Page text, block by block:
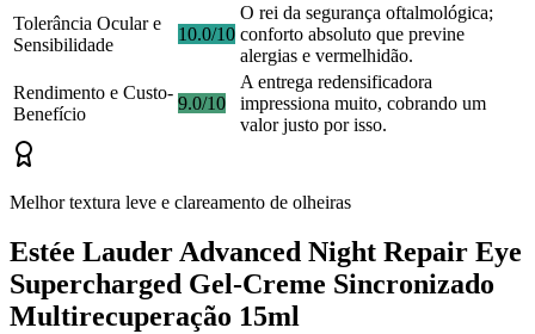
Tolerância Ocular e
Sensibilidade
10.0/10
O rei da segurança oftalmológica;
conforto absoluto que previne
alergias e vermelhidão.
Rendimento e Custo-
Benefício
9.0/10
A entrega redensificadora
impressiona muito, cobrando um
valor justo por isso.
Melhor textura leve e clareamento de olheiras
Estée Lauder Advanced Night Repair Eye
Supercharged Gel-Creme Sincronizado
Multirecuperação 15ml